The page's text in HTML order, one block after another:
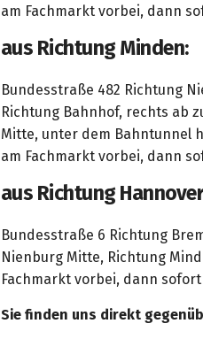
am Fachmarkt vorbei, dann
aus Richtung Minden:
Bundesstraße 482 Richtung
Richtung Bahnhof, rechts ab
Mitte, unter dem Bahntunnel
am Fachmarkt vorbei, dann
aus Richtung
Bundesstraße 6 Richtung
Nienburg Mitte, Richtung
Fachmarkt vorbei, dann
Sie finden uns direkt